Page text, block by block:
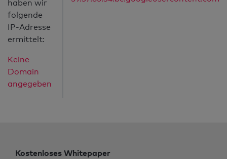
haben wir
folgende
IP-Adresse
ermittelt:
Keine
Domain
angegeben
Kostenloses Whitepaper